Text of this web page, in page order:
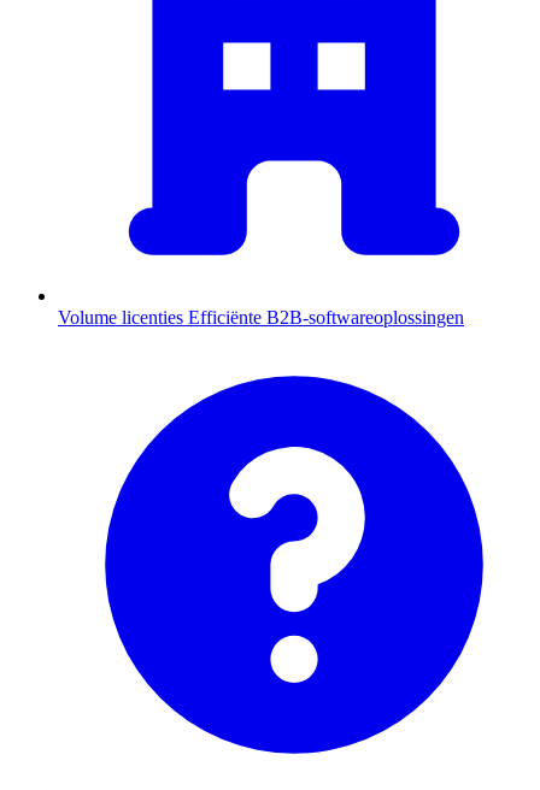
Volume licenties Efficiënte B2B-softwareoplossingen